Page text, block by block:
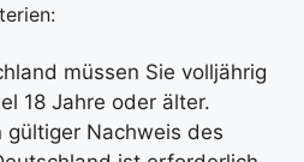
müssen Sie volljährig
18 Jahre oder älter.
gültiger Nachweis des